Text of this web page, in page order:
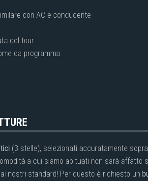
con AC e conducente
del tour
da programma
(3 stelle), selezionati accuratamente
a cui siamo abituati non sarà affatto
nostri standard! Per questo è richiesto un